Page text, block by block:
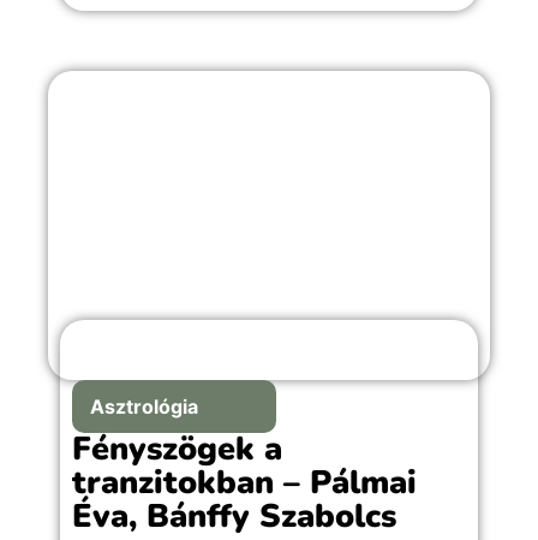
évfordulós vagy kellemes emlékekkel teli
Asztrológia
Fényszögek a
tranzitokban – Pálmai
Éva, Bánffy Szabolcs